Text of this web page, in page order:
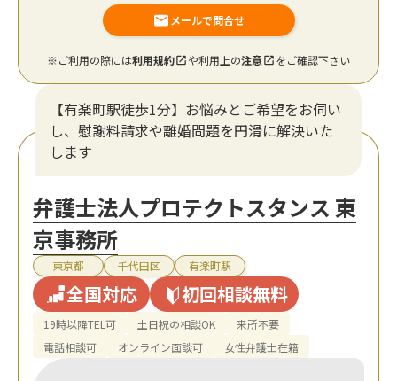
メールで問合せ
※ご利用の際には利用規約 や利用上の注意 をご確認下さい
【有楽町駅徒歩1分】お悩みとご希望をお伺い
し、慰謝料請求や離婚問題を円滑に解決いた
します
弁護士法人プロテクトスタンス 東
京事務所
東京都 千代田区 有楽町駅
全国対応 初回相談無料
19時以降TEL可 土日祝の相談OK
来所不要
電話相談可
オンライン面談可 女性弁護士在籍